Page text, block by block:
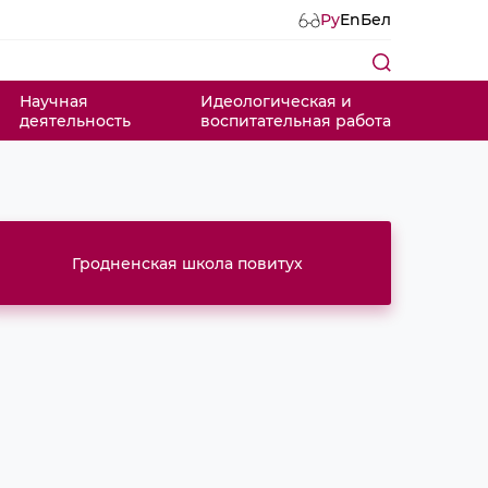
РуEnБел
Научная
деятельность
Идеологическая и
воспитательная работа
Гродненская школа повитух